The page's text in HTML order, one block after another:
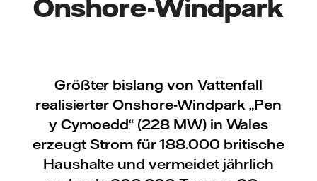
Onshore-Windpark
Größter bislang von Vattenfall
realisierter Onshore-Windpark „Pen
y Cymoedd“ (228 MW) in Wales
erzeugt Strom für 188.000 britische
Haushalte und vermeidet jährlich